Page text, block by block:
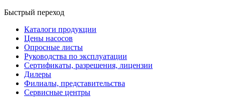
Быстрый переход
Каталоги продукции
Цены насосов
Опросные листы
Руководства по эксплуатации
Сертификаты, разрешения, лицензии
Дилеры
Филиалы, представительства
Сервисные центры